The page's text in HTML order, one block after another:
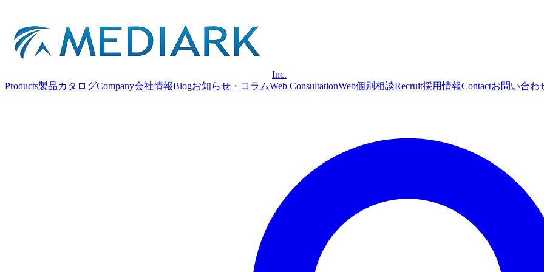
Inc.
Products製品カタログCompany会社情報Blogお知らせ・コラムWeb ConsultationWeb個別相談Recruit採用情報Contactお問い合わ